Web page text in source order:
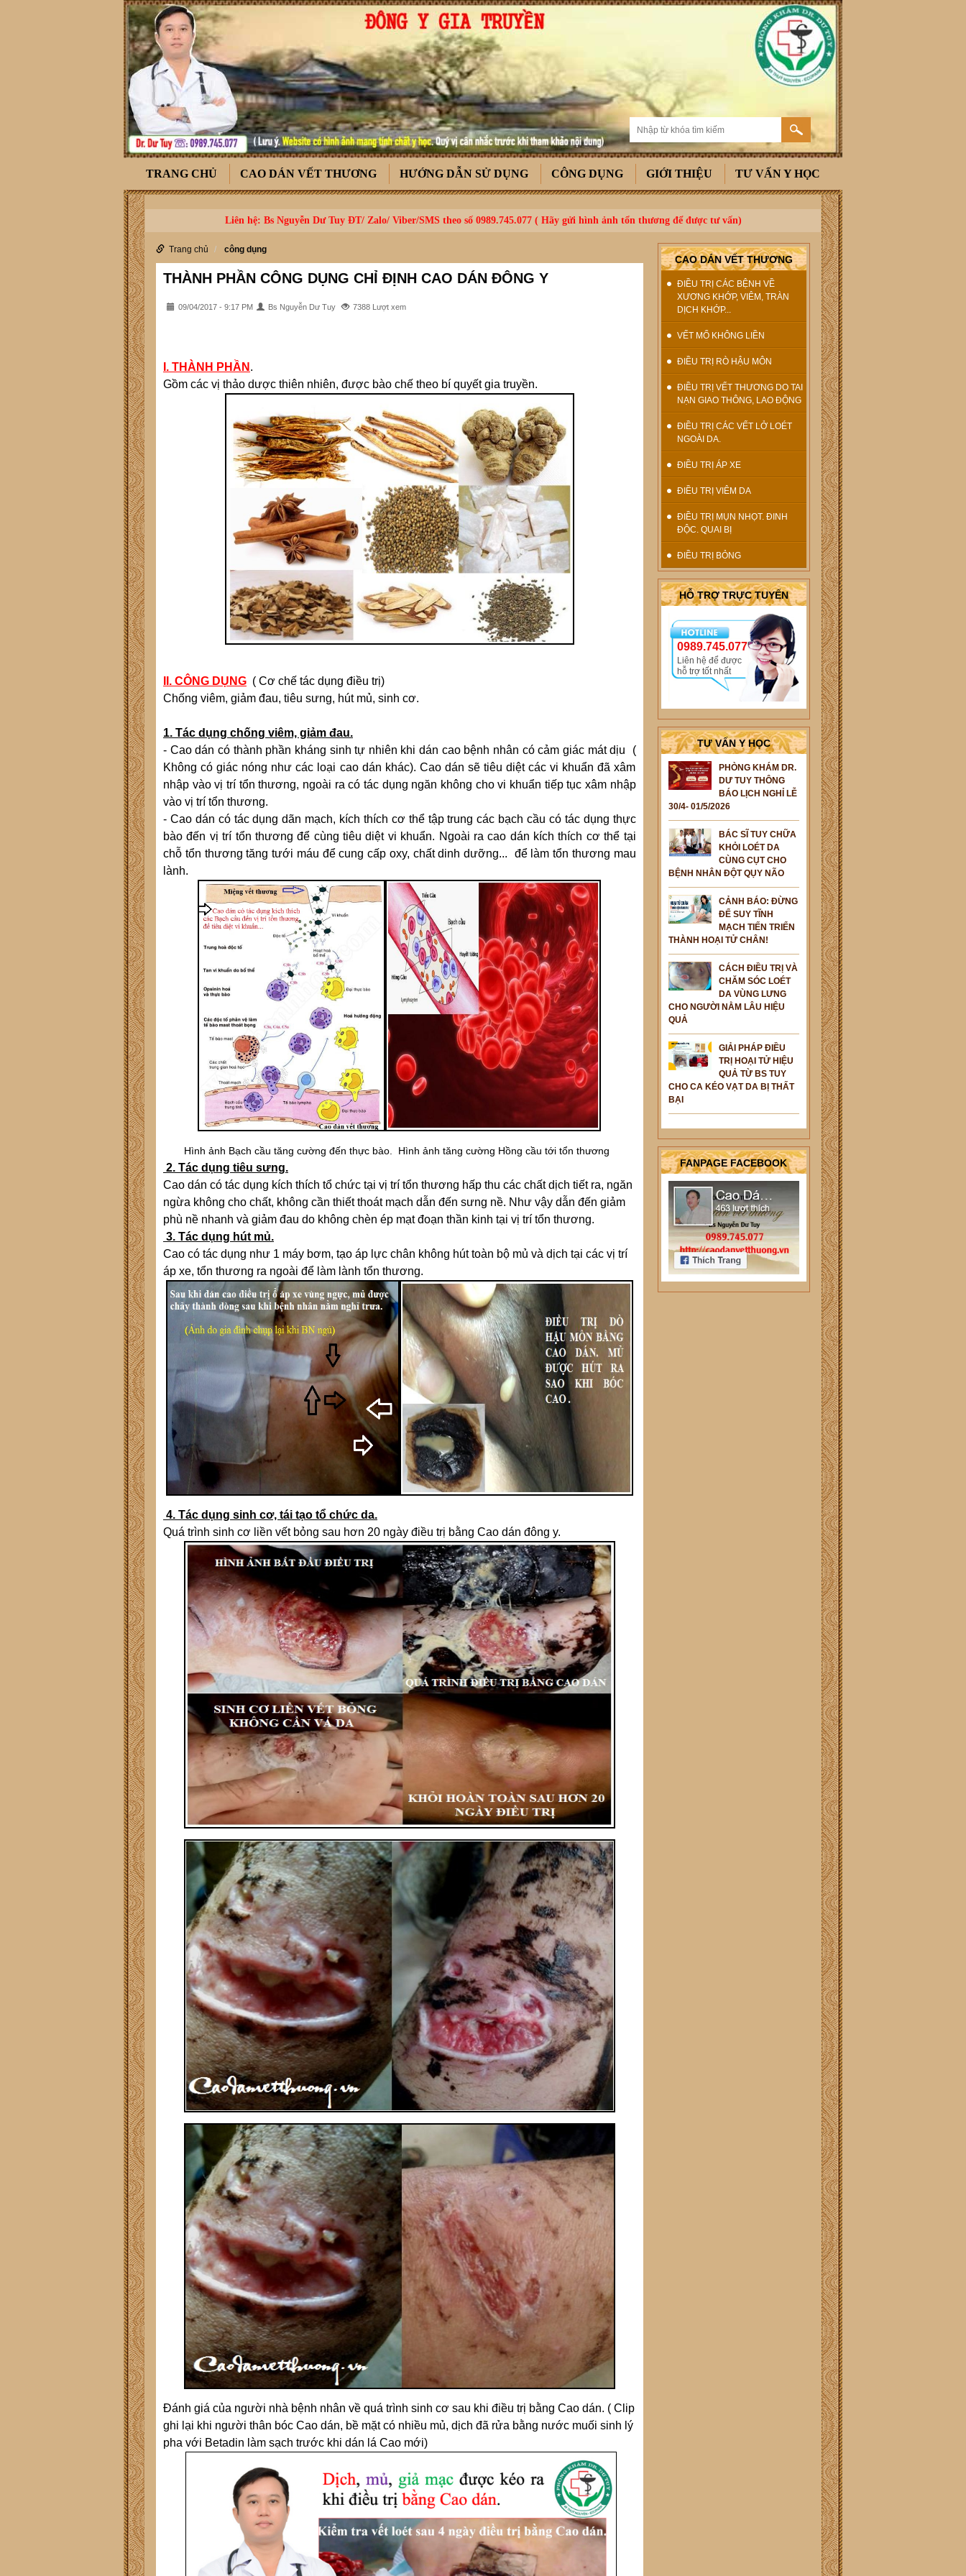
TRANG CHỦ CAO DÁN VẾT THƯƠNG HƯỚNG DẪN SỬ DỤNG CÔNG DỤNG GIỚI THIỆU TƯ VẤN Y HỌC
Liên hệ: Bs Nguyễn Dư Tuy ĐT/ Zalo/ Viber/SMS theo số 0989.745.077 ( Hãy gửi hình ảnh tổn thương để được tư vấn)
Trang chủ công dụng
THÀNH PHẦN CÔNG DỤNG CHỈ ĐỊNH CAO DÁN ĐÔNG Y
09/04/2017 - 9:17 PM Bs Nguyễn Dư Tuy 7388 Lượt xem
I. THÀNH PHẦN .
Gồm các vị thảo dược thiên nhiên, được bào chế theo bí quyết gia truyền.
II. CÔNG DỤNG ( Cơ chế tác dụng điều trị)
Chống viêm, giảm đau, tiêu sưng, hút mủ, sinh cơ.
1. Tác dụng chống viêm, giảm đau.
- Cao dán có thành phần kháng sinh tự nhiên khi dán cao bệnh nhân có cảm giác mát dịu (
Không có giác nóng như các loại cao dán khác). Cao dán sẽ tiêu diệt các vi khuẩn đã xâm
nhập vào vị trí tổn thương, ngoài ra có tác dụng ngăn không cho vi khuẩn tiếp tục xâm nhập
vào vị trí tổn thương.
- Cao dán có tác dụng dãn mạch, kích thích cơ thể tập trung các bạch cầu có tác dụng thực
bào đến vị trí tổn thương để cùng tiêu diệt vi khuẩn. Ngoài ra cao dán kích thích cơ thể tại
chỗ tổn thương tăng tưới máu để cung cấp oxy, chất dinh dưỡng... để làm tổn thương mau
lành.
Hình ảnh Bạch cầu tăng cường đến thực bào. Hình ảnh tăng cường Hồng cầu tới tổn thương
2. Tác dụng tiêu sưng.
Cao dán có tác dụng kích thích tổ chức tại vị trí tổn thương hấp thu các chất dịch tiết ra, ngăn
ngừa không cho chất, không cần thiết thoát mạch dẫn đến sưng nề. Như vậy dẫn đến giảm
phù nề nhanh và giảm đau do không chèn ép mạt đoạn thần kinh tại vị trí tổn thương.
3. Tác dụng hút mủ.
Cao có tác dụng như 1 máy bơm, tạo áp lực chân không hút toàn bộ mủ và dịch tại các vị trí
áp xe, tổn thương ra ngoài để làm lành tổn thương.
4. Tác dụng sinh cơ, tái tạo tổ chức da.
Quá trình sinh cơ liền vết bỏng sau hơn 20 ngày điều trị bằng Cao dán đông y.
Đánh giá của người nhà bệnh nhân về quá trình sinh cơ sau khi điều trị bằng Cao dán. ( Clip
ghi lại khi người thân bóc Cao dán, bề mặt có nhiều mủ, dịch đã rửa bằng nước muối sinh lý
pha với Betadin làm sạch trước khi dán lá Cao mới)
CAO DÁN VẾT THƯƠNG
ĐIỀU TRỊ CÁC BỆNH VỀ
XƯƠNG KHỚP, VIÊM, TRÀN
DỊCH KHỚP...
VẾT MỔ KHÔNG LIỀN
ĐIỀU TRỊ RÒ HẬU MÔN
ĐIỀU TRỊ VẾT THƯƠNG DO TAI
NẠN GIAO THÔNG, LAO ĐỘNG
ĐIỀU TRỊ CÁC VẾT LỞ LOÉT
NGOÀI DA.
ĐIỀU TRỊ ÁP XE
ĐIỀU TRỊ VIÊM DA
ĐIỀU TRỊ MỤN NHỌT. ĐINH
ĐỘC. QUAI BỊ
ĐIỀU TRỊ BỎNG
HỖ TRỢ TRỰC TUYẾN
0989.745.077
Liên hệ để được
hỗ trợ tốt nhất
TƯ VẤN Y HỌC
PHÒNG KHÁM DR.
DƯ TUY THÔNG
BÁO LỊCH NGHỈ LỄ
30/4- 01/5/2026
BÁC SĨ TUY CHỮA
KHỎI LOÉT DA
CÙNG CỤT CHO
BỆNH NHÂN ĐỘT QỤY NÃO
CẢNH BÁO: ĐỪNG
ĐỂ SUY TĨNH
MẠCH TIẾN TRIỂN
THÀNH HOẠI TỬ CHÂN!
CÁCH ĐIỀU TRỊ VÀ
CHĂM SÓC LOÉT
DA VÙNG LƯNG
CHO NGƯỜI NẰM LÂU HIỆU
QUẢ
GIẢI PHÁP ĐIỀU
TRỊ HOẠI TỬ HIỆU
QUẢ TỪ BS TUY
CHO CA KÉO VẠT DA BỊ THẤT
BẠI
FANPAGE FACEBOOK